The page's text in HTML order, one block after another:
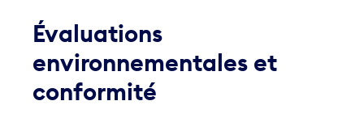
Évaluations
environnementales et
conformité